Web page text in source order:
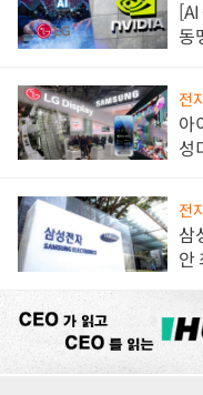
동
전
아
성
전
삼
안